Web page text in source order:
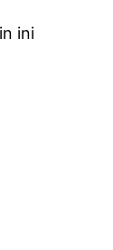
ini